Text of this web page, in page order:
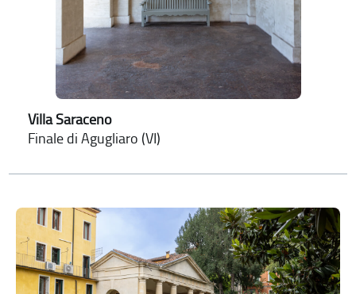
Villa Saraceno
Finale di Agugliaro (VI)